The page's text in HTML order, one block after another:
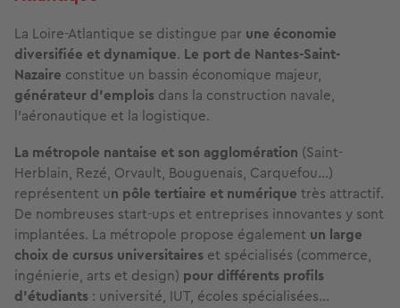
La Loire-Atlantique se distingue par une économie
diversifiée et dynamique. Le port de Nantes-Saint-
Nazaire constitue un bassin économique majeur,
générateur d’emplois dans la construction navale,
l’aéronautique et la logistique.
La métropole nantaise et son agglomération (Saint-
Herblain, Rezé, Orvault, Bouguenais, Carquefou…)
représentent un pôle tertiaire et numérique très attractif.
De nombreuses start-ups et entreprises innovantes y sont
implantées. La métropole propose également un large
choix de cursus universitaires et spécialisés (commerce,
ingénierie, arts et design) pour différents profils
d’étudiants : université, IUT, écoles spécialisées...